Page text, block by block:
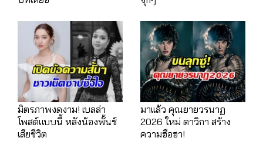
มิตรภาพงดงาม! เบลล่า
โพสต์แบบนี้ หลังน้องพั้นช์
เสียชีวิต
มาเเล้ว คุณยายวรนาฏ
2026 ใหม่ ดาวิกา สร้าง
ความฮือฮา!